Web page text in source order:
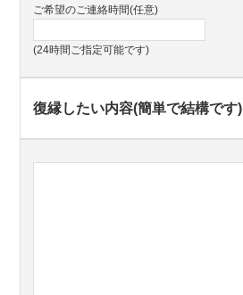
ご希望のご連絡時間(任意)
(24時間ご指定可能です)
復縁したい内容(簡単で結構です)